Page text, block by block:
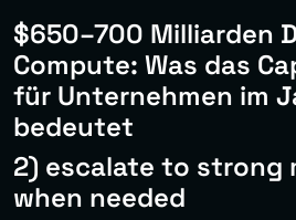
$650–700 Milliarden
Compute: Was das
für Unternehmen im
bedeutet
2) escalate to strong
when needed